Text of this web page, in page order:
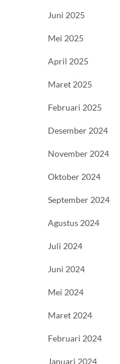
Juni 2025
Mei 2025
April 2025
Maret 2025
Februari 2025
Desember 2024
November 2024
Oktober 2024
September 2024
Agustus 2024
Juli 2024
Juni 2024
Mei 2024
Maret 2024
Februari 2024
Januari 2024